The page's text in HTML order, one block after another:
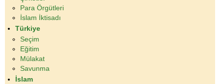
Para Örgütleri
İslam İktisadı
Türkiye
Seçim
Eğitim
Mülakat
Savunma
İslam